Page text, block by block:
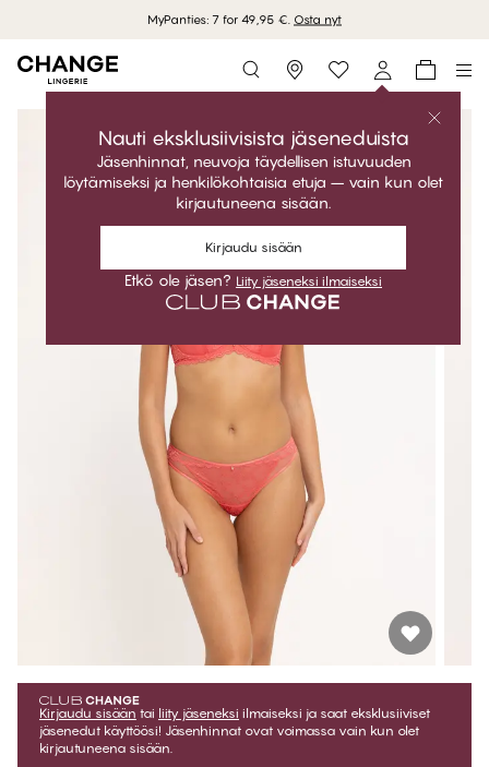
MyPanties: 7 for 49,95 €. Osta nyt
Storefinder
Nauti eksklusiivisista jäseneduista
Jäsenhinnat, neuvoja täydellisen istuvuuden
löytämiseksi ja henkilökohtaisia etuja – vain kun olet
kirjautuneena sisään.
Kirjaudu sisään
Etkö ole jäsen? Liity jäseneksi ilmaiseksi
Kirjaudu sisään tai liity jäseneksi ilmaiseksi ja saat eksklusiiviset
jäsenedut käyttöösi! Jäsenhinnat ovat voimassa vain kun olet
kirjautuneena sisään.